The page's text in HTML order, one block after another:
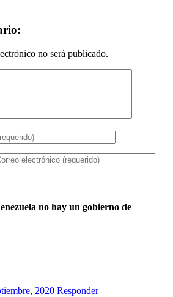
no será publicado.
no hay un gobierno de
2020 Responder